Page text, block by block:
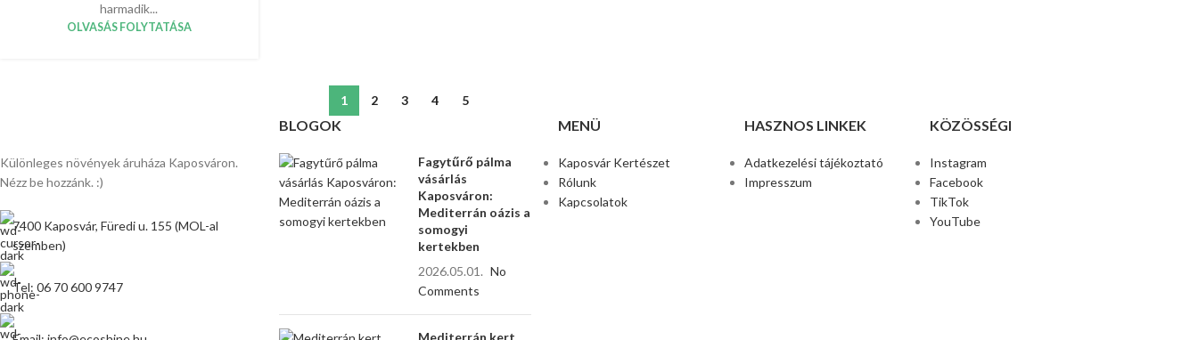
harmadik...
OLVASÁS FOLYTATÁSA
1 2 3 4 5
Különleges növények áruháza Kaposváron.
Nézz be hozzánk. :)
7400 Kaposvár, Füredi u. 155 (MOL-al
szemben)
Tel: 06 70 600 9747
BLOGOK
Fagytűrő pálma
vásárlás
Kaposváron:
Mediterrán oázis a
somogyi
kertekben
2026.05.01. No
Comments
MENÜ
Kaposvár Kertészet
Rólunk
Kapcsolatok
HASZNOS LINKEK
Adatkezelési tájékoztató
Impresszum
KÖZÖSSÉGI
Instagram
Facebook
TikTok
YouTube